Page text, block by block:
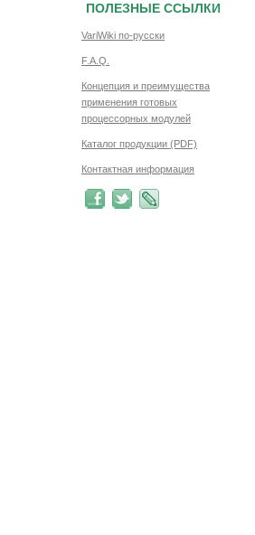
ПОЛЕЗНЫЕ ССЫЛКИ
VariWiki по-русски
F.A.Q.
Концепция и преимущества
применения готовых
процессорных модулей
Каталог продукции (PDF)
Контактная информация